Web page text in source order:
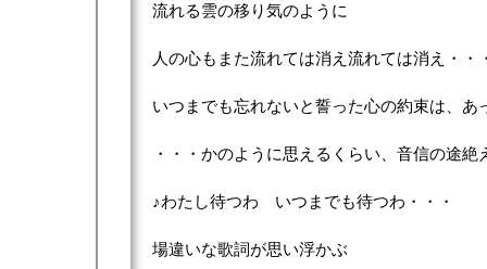
流れる雲の移り気のように
人の心もまた流れては消え流れては消え・・
いつまでも忘れないと誓った心の約束は、あ
・・・かのように思えるくらい、音信の途絶
♪わたし待つわ いつまでも待つわ・・・
場違いな歌詞が思い浮かぶ